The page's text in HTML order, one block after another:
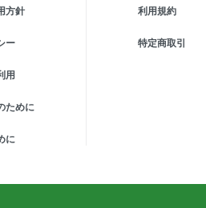
方針
ー
用
ために
に
利用規約
特定商取引